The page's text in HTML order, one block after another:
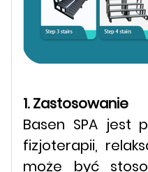
1. Zastosowanie
Basen SPA jest
fizjoterapii,
może być